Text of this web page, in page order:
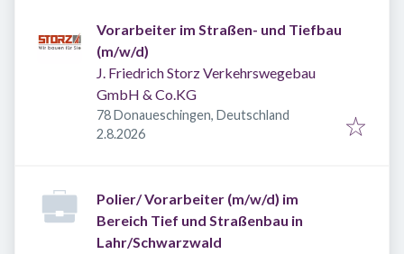
Vorarbeiter im Straßen- und Tiefbau
(m/w/d)
J. Friedrich Storz Verkehrswegebau
GmbH & Co.KG
78 Donaueschingen, Deutschland
Veröffentlicht
2.8.2026
Polier/ Vorarbeiter (m/w/d) im
Bereich Tief und Straßenbau in
Lahr/Schwarzwald